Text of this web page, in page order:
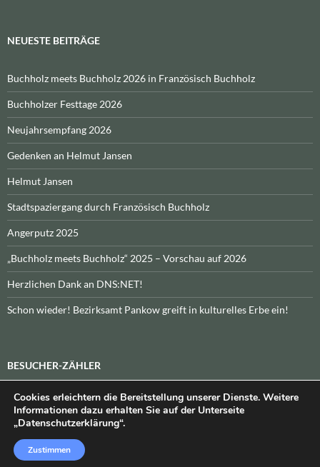
NEUESTE BEITRÄGE
Buchholz meets Buchholz 2026 in Französisch Buchholz
Buchholzer Festtage 2026
Neujahrsempfang 2026
Gedenken an Helmut Jansen
Helmut Jansen
Stadtspaziergang durch Französisch Buchholz
Angerputz 2025
„Buchholz meets Buchholz“ 2025 – Vorschau auf 2026
Herzlichen Dank an DNS:NET!
Schon wieder! Bezirksamt Pankow greift in kulturelles Erbe ein!
BESUCHER-ZÄHLER
Heute:_\n\nInsgesamt:_
Datenschutzerklärung
Cookies erleichtern die Bereitstellung unserer Dienste. Weitere
Informationen dazu erhalten Sie auf der Unterseite
„Datenschutzerklärung“.
Zustimmen